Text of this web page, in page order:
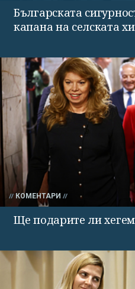
Българската
капана на селската
КОМЕНТАРИ
Ще подарите ли